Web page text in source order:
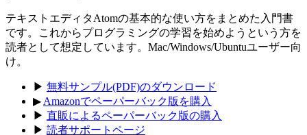
テキストエディタAtomの基本的な使い方をまとめた入門書
です。これからプログラミングの学習を始めようという方を
読者として想定しています。Mac/Windows/Ubuntuユーザー向
け。
▶ 無料サンプル(PDF)のダウンロード
▶ Amazonでペーパーバック版を購入
▶ 直販によるペーパーバック版の購入
▶ 読者サポートページ